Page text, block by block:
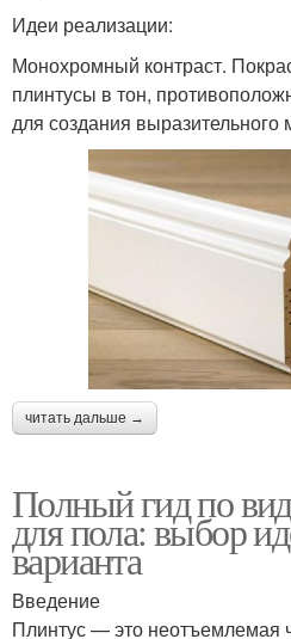
Плинтусы из дерева
Плинтус для ламината
Идеи реализации:
Монохромный контраст.
плинтусы в тон,
для создания выразительного
читать дальше →
Полный гид по
для пола: выбор
варианта
Введение
Плинтус — это неотъемлемая